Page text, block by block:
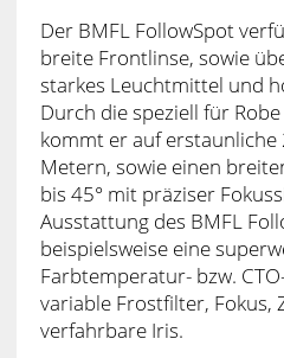
Der BMFL FollowSpot
breite Frontlinse, sowie
starkes Leuchtmittel und
Durch die speziell für
kommt er auf erstaunliche
Metern, sowie einen
bis 45° mit präziser
Ausstattung des BMFL
beispielsweise eine
Farbtemperatur- bzw.
variable Frostfilter, Fokus,
verfahrbare Iris.